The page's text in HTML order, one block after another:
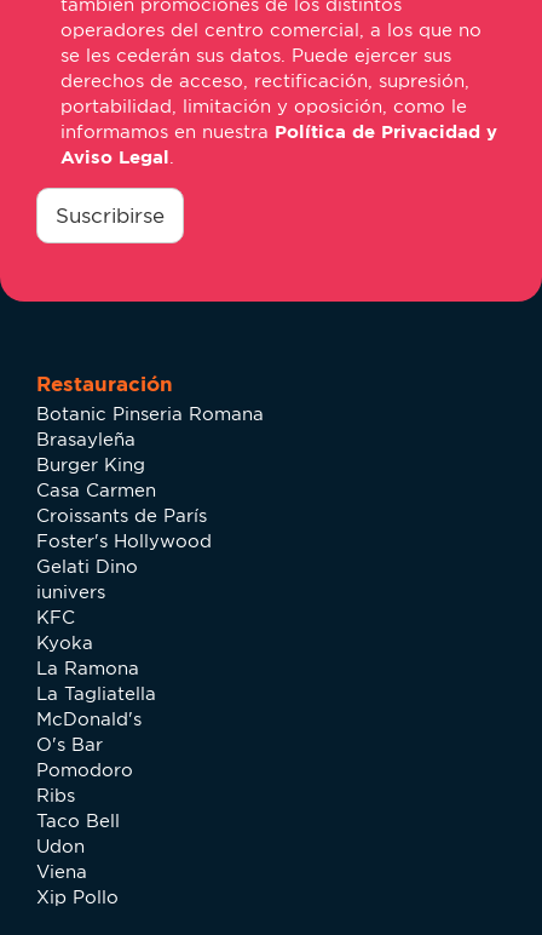
también promociones de los distintos
operadores del centro comercial, a los que no
se les cederán sus datos. Puede ejercer sus
derechos de acceso, rectificación, supresión,
portabilidad, limitación y oposición, como le
informamos en nuestra Política de Privacidad y
Aviso Legal
consentimiento
Suscribirse
Restauración
Botanic Pinseria Romana
Brasayleña
Burger King
Casa Carmen
Croissants de París
Foster's Hollywood
Gelati Dino
iunivers
KFC
Kyoka
La Ramona
La Tagliatella
McDonald's
O's Bar
Pomodoro
Ribs
Taco Bell
Udon
Viena
Xip Pollo